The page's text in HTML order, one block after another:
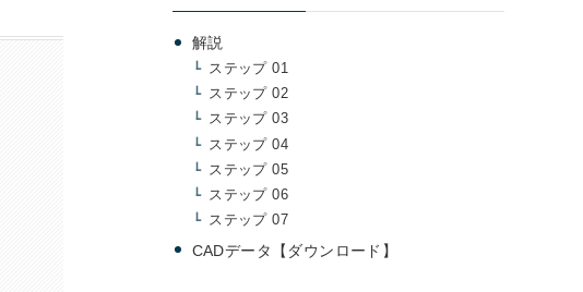
解説
ステップ 01
ステップ 02
ステップ 03
ステップ 04
ステップ 05
ステップ 06
ステップ 07
CADデータ【ダウンロード】